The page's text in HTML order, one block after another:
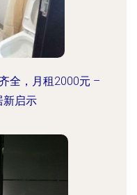
全，月租2000元 –
新启示